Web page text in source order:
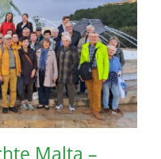
Malta –